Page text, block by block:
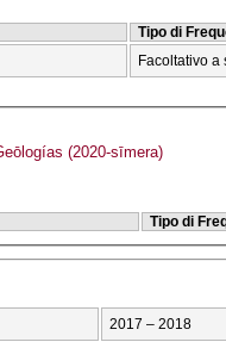
Tipo di
Facoltativo a
(2020-sīmera)
Tipo di
2017 – 2018